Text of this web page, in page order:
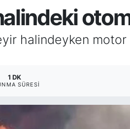
halindeyken
1 DK
SÜRESI